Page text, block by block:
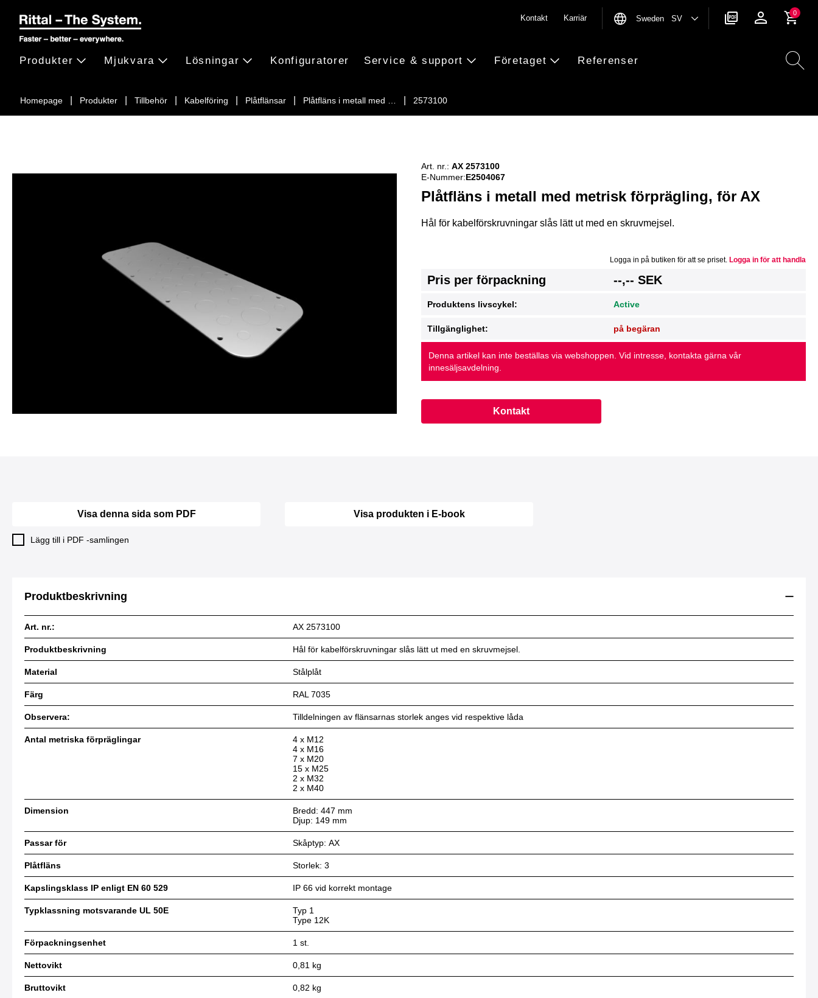
Homepage Produkter Tillbehör Kabelföring Plåtflänsar Plåtfläns i metall med … 2573100
Produkter Mjukvara Lösningar Konfiguratorer Service & support Företaget Referenser
Kontakt Karriär Sweden SV
0
Plåtfläns i metall med metrisk förprägling, för AX
Art. nr.: AX 2573100
E-Nummer:E2504067
Hål för kabelförskruvningar slås lätt ut med en skruvmejsel.
Logga in på butiken för att se priset. Logga in för att handla
Pris per förpackning --,-- SEK
Produktens livscykel: Active
Tillgänglighet: på begäran
Denna artikel kan inte beställas via webshoppen. Vid intresse, kontakta gärna vår
innesäljsavdelning.
Kontakt
Visa denna sida som PDF
Lägg till i PDF -samlingen
Visa produkten i E-book
Produktbeskrivning
Art. nr.: AX 2573100
Produktbeskrivning Hål för kabelförskruvningar slås lätt ut med en skruvmejsel.
Material Stålplåt
Färg RAL 7035
Observera: Tilldelningen av flänsarnas storlek anges vid respektive låda
Antal metriska förpräglingar
4 x M12
4 x M16
7 x M20
15 x M25
2 x M32
2 x M40
Dimension
Bredd: 447 mm
Djup: 149 mm
Passar för Skåptyp: AX
Plåtfläns Storlek: 3
Kapslingsklass IP enligt EN 60 529 IP 66 vid korrekt montage
Typklassning motsvarande UL 50E
Typ 1
Type 12K
Förpackningsenhet 1 st.
Nettovikt 0,81 kg
Bruttovikt 0,82 kg